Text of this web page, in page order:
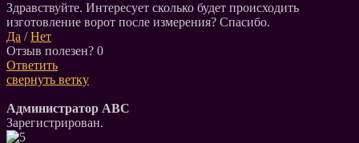
Здравствуйте. Интересует сколько будет происходить
изготовление ворот после измерения? Спасибо.
Да /Нет
Отзыв полезен? 0
Ответить
свернуть ветку
Администратор АВС
Зарегистрирован.